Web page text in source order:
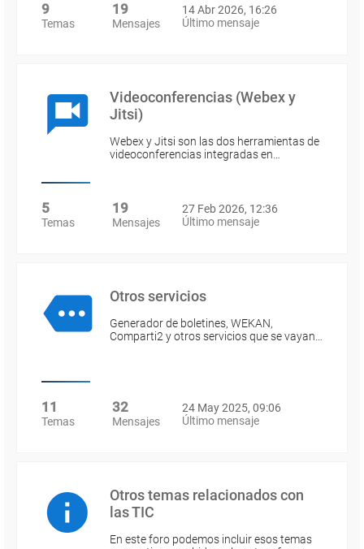
9
Temas
19
Mensajes
14 Abr 2026, 16:26
Último mensaje
Videoconferencias (Webex y
Jitsi)
Webex y Jitsi son las dos herramientas de
videoconferencias integradas en…
5
Temas
19
Mensajes
27 Feb 2026, 12:36
Último mensaje
Otros servicios
Generador de boletines, WEKAN,
Comparti2 y otros servicios que se vayan…
11
Temas
32
Mensajes
24 May 2025, 09:06
Último mensaje
Otros temas relacionados con
las TIC
En este foro podemos incluir esos temas